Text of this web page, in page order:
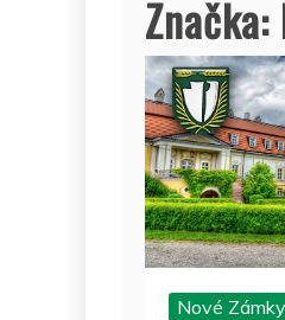
Značka:
Nové Zámky